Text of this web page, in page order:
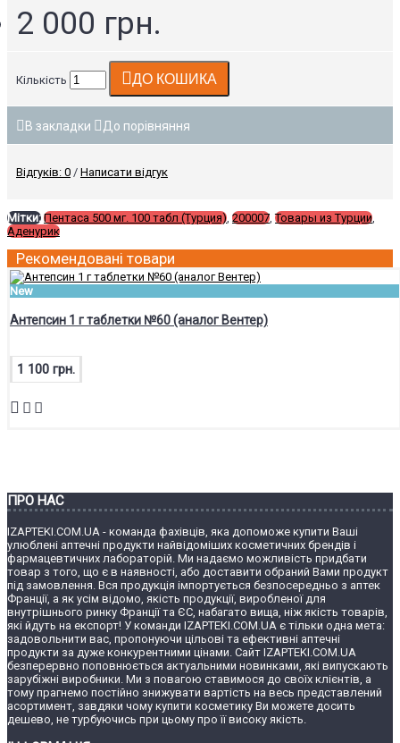
2 000 грн.
Кількість ДО КОШИКА
В закладки До порівняння
Відгуків: 0 / Написати відгук
Мітки: Пентаса 500 мг. 100 табл (Турция) 200007 ,Товары из Турции
Аденурик
Рекомендовані товари
New
Антепсин 1 г таблетки №60 (аналог Вентер)
1 100 грн.
ПРО НАС
IZAPTEKI.COM.UA - команда фахівців, яка допоможе купити Ваші
улюблені аптечні продукти найвідоміших косметичних брендів і
фармацевтичних лабораторій. Ми надаємо можливість придбати
товар з того, що є в наявності, або доставити обраний Вами продукт
під замовлення. Вся продукція імпортується безпосередньо з аптек
Франції, а як усім відомо, якість продукції, виробленої для
внутрішнього ринку Франції та ЄС, набагато вища, ніж якість товарів,
які йдуть на експорт! У команди IZAPTEKI.COM.UA є тільки одна мета:
задовольнити вас, пропонуючи цільові та ефективні аптечні
продукти за дуже конкурентними цінами. Сайт IZAPTEKI.COM.UA
безперервно поповнюється актуальними новинками, які випускають
зарубіжні виробники. Ми з повагою ставимося до своїх клієнтів, а
тому прагнемо постійно знижувати вартість на весь представлений
асортимент, завдяки чому купити косметику Ви можете досить
дешево, не турбуючись при цьому про її високу якість.